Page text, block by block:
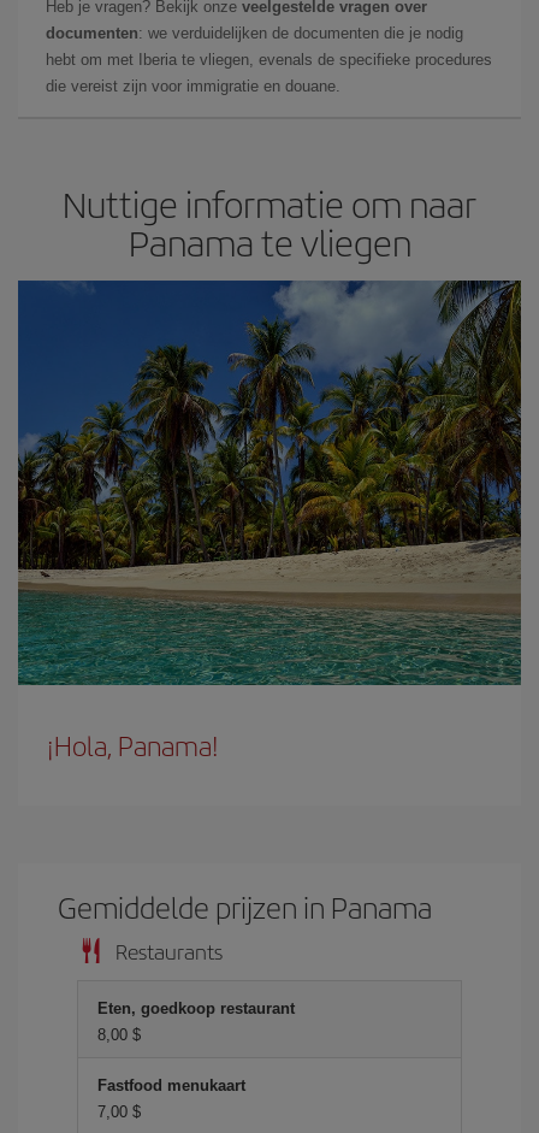
Heb je vragen? Bekijk onze veelgestelde vragen over
documenten: we verduidelijken de documenten die je nodig
hebt om met Iberia te vliegen, evenals de specifieke procedures
die vereist zijn voor immigratie en douane.
Nuttige informatie om naar
Panama te vliegen
¡Hola, Panama!
Gemiddelde prijzen in Panama
Restaurants
Eten, goedkoop restaurant
8,00 $
Fastfood menukaart
7,00 $